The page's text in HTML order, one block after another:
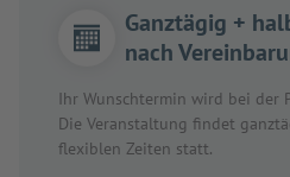
Ganztägig +
nach
Ihr Wunschtermin wird bei der
Die Veranstaltung findet
flexiblen Zeiten statt.